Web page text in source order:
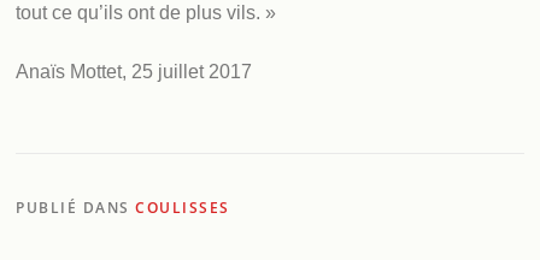
tout ce qu’ils ont de plus vils. »
Anaïs Mottet, 25 juillet 2017
PUBLIÉ DANSCOULISSES